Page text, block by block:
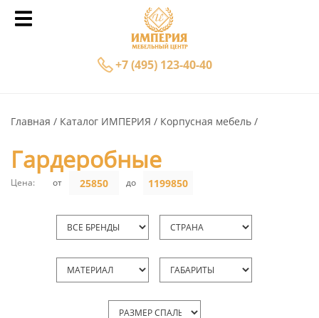
+7 (495) 123-40-40
Главная Каталог ИМПЕРИЯ Корпусная мебель
Гардеробные
Цена: от до